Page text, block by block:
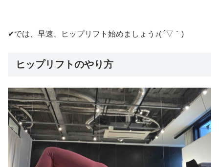
✔︎では、早速、ヒップリフト始めましょう♪( ´▽｀)
ヒップリフトのやり方